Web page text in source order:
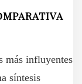
más influyentes
síntesis